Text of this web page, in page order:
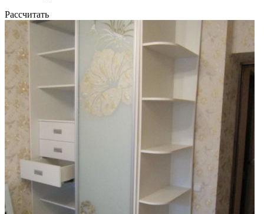
Рассчитать